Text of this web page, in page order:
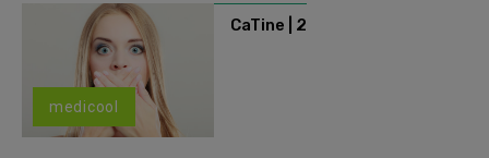
medicool
CaTine | 2